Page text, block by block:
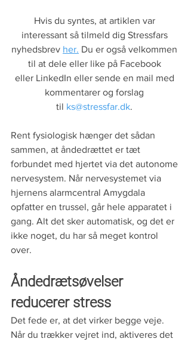
Hvis du syntes, at artiklen var
interessant så tilmeld dig Stressfars
nyhedsbrev her. Du er også velkommen
til at dele eller like på Facebook
eller LinkedIn eller sende en mail med
kommentarer og forslag
til ks@stressfar.dk.
Rent fysiologisk hænger det sådan
sammen, at åndedrættet er tæt
forbundet med hjertet via det autonome
nervesystem. Når nervesystemet via
hjernens alarmcentral Amygdala
opfatter en trussel, går hele apparatet i
gang. Alt det sker automatisk, og det er
ikke noget, du har så meget kontrol
over.
Åndedrætsøvelser
reducerer stress
Det fede er, at det virker begge veje.
Når du trækker vejret ind, aktiveres det